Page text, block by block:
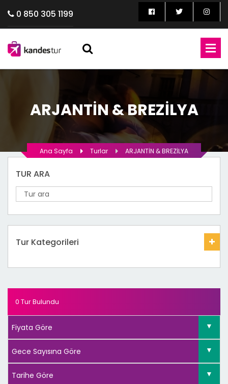
0 850 305 1199
ARJANTİN & BREZİLYA
Ana Sayfa Turlar ARJANTİN & BREZİLYA
TUR ARA
Tur Kategorileri
0 Tur Bulundu